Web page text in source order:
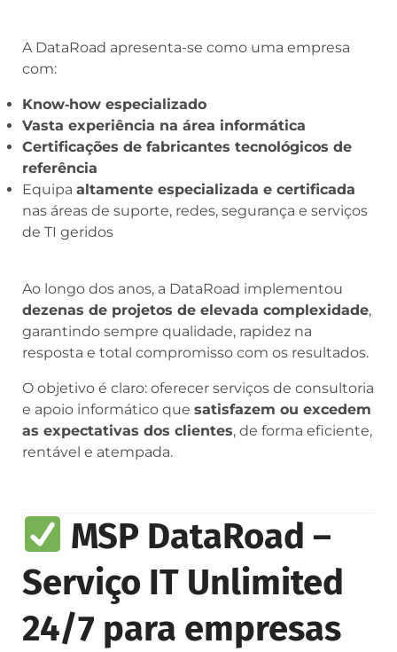
A DataRoad apresenta-se como uma empresa
com:
Know‑how especializado
Vasta experiência na área informática
Certificações de fabricantes tecnológicos de
referência
Equipa altamente especializada e certificada
nas áreas de suporte, redes, segurança e serviços
de TI geridos
Ao longo dos anos, a DataRoad implementou
dezenas de projetos de elevada complexidade,
garantindo sempre qualidade, rapidez na
resposta e total compromisso com os resultados.
O objetivo é claro: oferecer serviços de consultoria
e apoio informático que satisfazem ou excedem
as expectativas dos clientes, de forma eficiente,
rentável e atempada.
MSP DataRoad –
Serviço IT Unlimited
24/7 para empresas